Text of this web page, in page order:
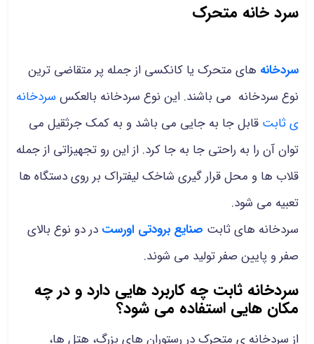
سرد خانه متحرک
سردخانه های متحرک یا کانکسی از جمله پر متقاضی ترین
نوع سردخانه می باشند. این نوع سردخانه بالعکس سردخانه
ی ثابت قابل جا به جایی می باشد و به کمک جرثقیل می
توان آن را به راحتی جا به جا کرد. از این رو تجهیزاتی از جمله
قلاب ها و محل قرار گیری شاخک لیفتراک بر روی دستگاه ها
تعبیه می شود.
سردخانه های ثابت صنایع برودتی اورست در دو نوع بالای
صفر و پایین صفر تولید می شوند.
سردخانه ثابت چه کاربرد هایی دارد و در چه
مکان هایی استفاده می شود؟
از سردخانه ی متحرک در رستوران های بزرگ، هتل ها،